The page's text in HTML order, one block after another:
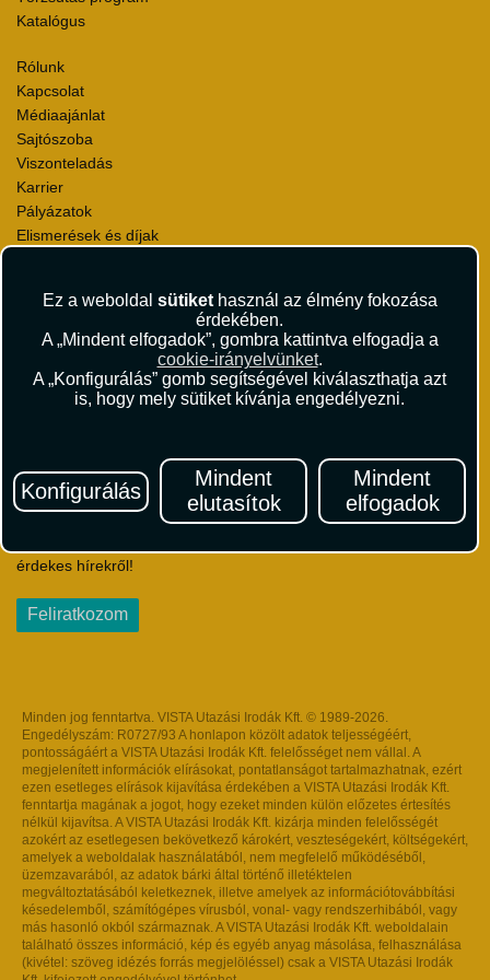
Ez a weboldal sütikethasznál az élmény fokozása
érdekében.
A „Mindent elfogadok”, gombra kattintva elfogadja a
cookie-irányelvünket.
A „Konfigurálás” gomb segítségével kiválaszthatja azt
is, hogy mely sütiket kívánja engedélyezni.
Konfigurálás
Mindent
elutasítok
Mindent
elfogadok
Katalógus
Rólunk
Kapcsolat
Médiaajánlat
Sajtószoba
Viszonteladás
Karrier
Pályázatok
Elismerések és díjak
Utazási Csomag Szerződési Feltételek
Útlemondás-biztosítás Szerződési Feltételek
Utasbiztosítás Szerződési Feltételek
Repülőjegy Szerződési Feltételek
Adatvédelem
Hírlevél
Iratkozzon fel Magyarország egyik legszínesebb utazási
érdekes hírekről!
Feliratkozom
Minden jog fenntartva. VISTA Utazási Irodák Kft. © 1989-2026.
Engedélyszám: R0727/93 A honlapon közölt adatok teljességéért,
pontosságáért a VISTA Utazási Irodák Kft. felelősséget nem vállal. A
megjelenített információk elírásokat, pontatlanságot tartalmazhatnak, ezért
ezen esetleges elírások kijavítása érdekében a VISTA Utazási Irodák Kft.
fenntartja magának a jogot, hogy ezeket minden külön előzetes értesítés
nélkül kijavítsa. A VISTA Utazási Irodák Kft. kizárja minden felelősségét
azokért az esetlegesen bekövetkező károkért, veszteségekért, költségekért,
amelyek a weboldalak használatából, nem megfelelő működéséből,
üzemzavarából, az adatok bárki által történő illetéktelen
megváltoztatásából keletkeznek, illetve amelyek az információtovábbítási
késedelemből, számítógépes vírusból, vonal- vagy rendszerhibából, vagy
más hasonló okból származnak. A VISTA Utazási Irodák Kft. weboldalain
található összes információ, kép és egyéb anyag másolása, felhasználása
(kivétel: szöveg idézés forrás megjelöléssel) csak a VISTA Utazási Irodák